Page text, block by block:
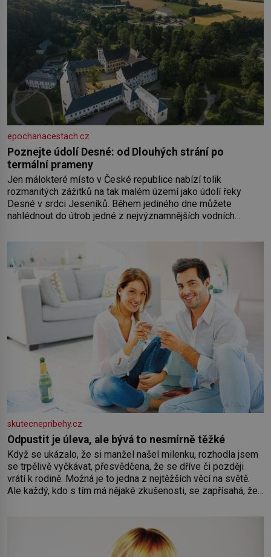
epochanacestach.cz
Poznejte údolí Desné: od Dlouhých strání po
termální prameny
Jen málokteré místo v České republice nabízí tolik
rozmanitých zážitků na tak malém území jako údolí řeky
Desné v srdci Jeseníků. Během jediného dne můžete
nahlédnout do útrob jedné z nejvýznamnějších vodních
koloběžce a den zakončit poznáváním památek ve Velkých
skutecnepribehy.cz
Odpustit je úleva, ale bývá to nesmírně těžké
Když se ukázalo, že si manžel našel milenku, rozhodla jsem
se trpělivě vyčkávat, přesvědčena, že se dříve či později
vrátí k rodině. Možná je to jedna z nejtěžších věcí na světě.
Ale každý, kdo s tím má nějaké zkušenosti, se zapřísahá, že